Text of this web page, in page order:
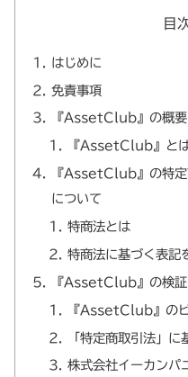
目
はじめに
免責事項
『AssetClub』の概要
『AssetClub』と
『AssetClub』の特
について
特商法とは
特商法に基づく表記
『AssetClub』の検証
『AssetClub』の
「特定商取引法」
株式会社イーカンパ